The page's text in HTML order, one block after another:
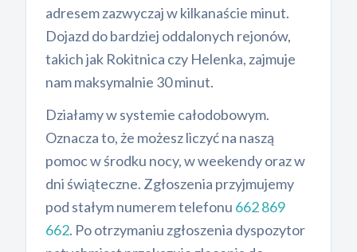
adresem zazwyczaj w kilkanaście minut.
Dojazd do bardziej oddalonych rejonów,
takich jak Rokitnica czy Helenka, zajmuje
nam maksymalnie 30 minut.
Działamy w systemie całodobowym.
Oznacza to, że możesz liczyć na naszą
pomoc w środku nocy, w weekendy oraz w
dni świąteczne. Zgłoszenia przyjmujemy
pod stałym numerem telefonu 662 869
662. Po otrzymaniu zgłoszenia dyspozytor